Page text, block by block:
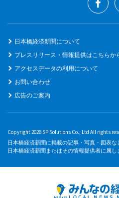
日本橋経済新聞について
プレスリリース・情報提供はこちらか
アクセスデータの利用について
お問い合わせ
広告のご案内
Copyright 2026 SP Solutions Co., Ltd All rights
日本橋経済新聞に掲載の記事・写真・図表
日本橋経済新聞またはその情報提供者に属し